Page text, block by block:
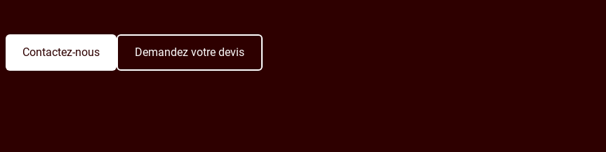
Contactez-nous Demandez votre devis